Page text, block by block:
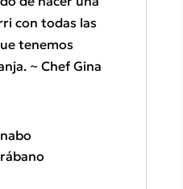
con todas las
tenemos
~ Chef Gina